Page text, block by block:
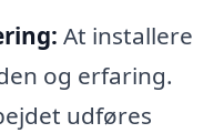
At installere
og erfaring.
udføres